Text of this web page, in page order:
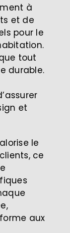
à
et de
pour le
tout
durable.
et
le
ce
aux